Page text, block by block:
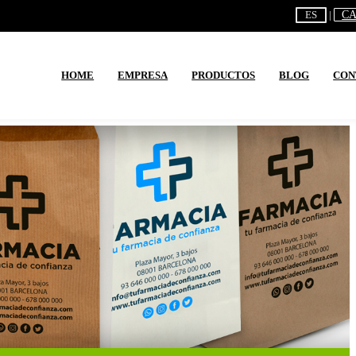
ES
HOME EMPRESA PRODUCTOS BLOG